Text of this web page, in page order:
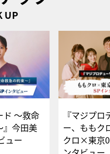
UP
ド ～救命
』今田美
ビュー
『マジプロ
ー、ももク
クロ×東京